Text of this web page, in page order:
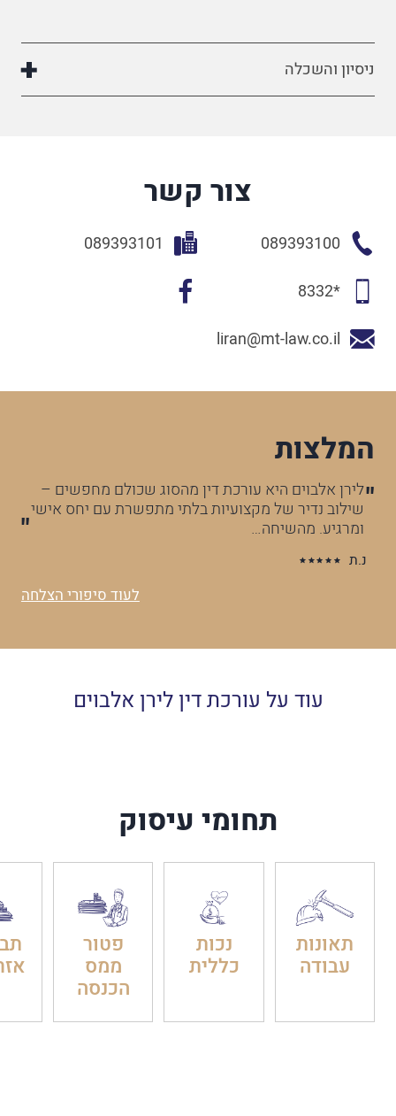
המלצות
לירן אלבוים היא עורכת דין מהסוג שכולם מחפשים –
שילוב נדיר של מקצועיות בלתי מתפשרת עם יחס אישי
ומרגיע. מהשיחה…
נ.ת
לעוד סיפורי הצלחה
ניסיון והשכלה
עוד על עורכת דין לירן אלבוים
צור קשר
089393100
089393101
*8332
liran@mt-law.co.il
תחומי עיסוק
תאונות
עבודה
נכות
כללית
פטור
ממס
הכנסה